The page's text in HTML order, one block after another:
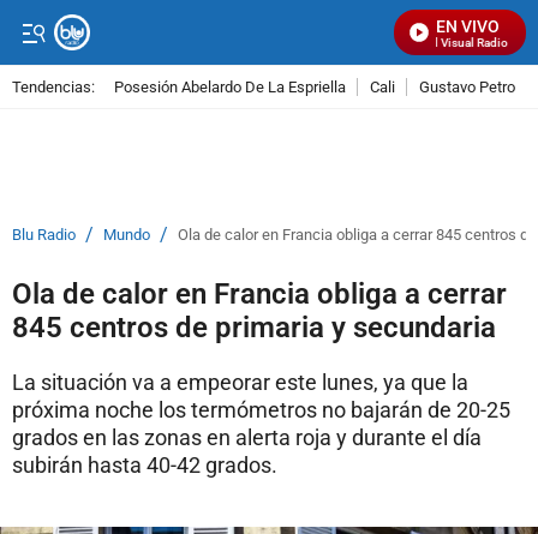
EN VIVO
Señal Visual Radio
Tendencias: Posesión Abelardo De La Espriella Cali Gustavo Petro
Blu Radio / Mundo / Ola de calor en Francia obliga a cerrar 845 centros
Ola de calor en Francia obliga a cerrar
845 centros de primaria y secundaria
La situación va a empeorar este lunes, ya que la
próxima noche los termómetros no bajarán de 20-25
grados en las zonas en alerta roja y durante el día
subirán hasta 40-42 grados.